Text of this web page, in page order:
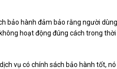
bảo hành đảm bảo rằng người
hoạt động đúng cách trong
vụ có chính sách bảo hành tốt,